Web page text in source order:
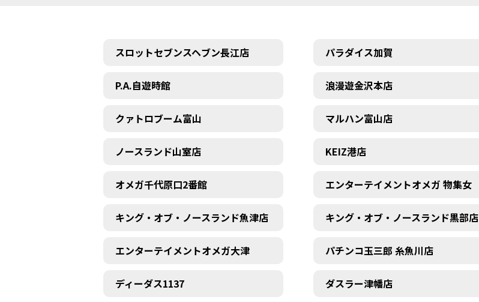
スロットセブンスヘブン長江店 パラダイス加賀
P.A.自遊時館 浪漫遊金沢本店
クァトロブーム富山 マルハン富山店
ノースランド山室店 KEIZ港店
オメガ千代原口2番館 エンターテイメントオメガ 物集女
キング・オブ・ノースランド魚津店 キング・オブ・ノースランド黒部店
エンターテイメントオメガ大津 パチンコ玉三郎 糸魚川店
ディーダス1137 ダスラー津幡店